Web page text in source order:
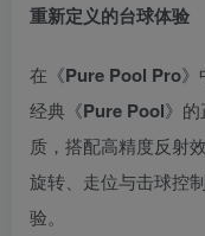
重新定义的台球体验
在《Pure Pool Pro》
经典《Pure Pool》
质，搭配高精度反射
旋转、走位与击球控
验。